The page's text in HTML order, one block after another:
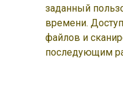
заданный
времени.
файлов и
последующим